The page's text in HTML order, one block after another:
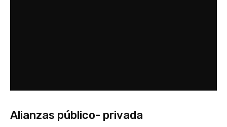
Alianzas público- privada